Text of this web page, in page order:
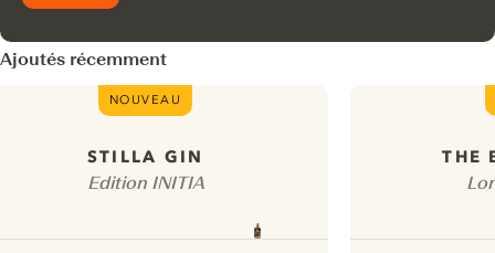
Ajoutés récemment
NOUVEAU
STILLA GIN
Edition INITIA
THE